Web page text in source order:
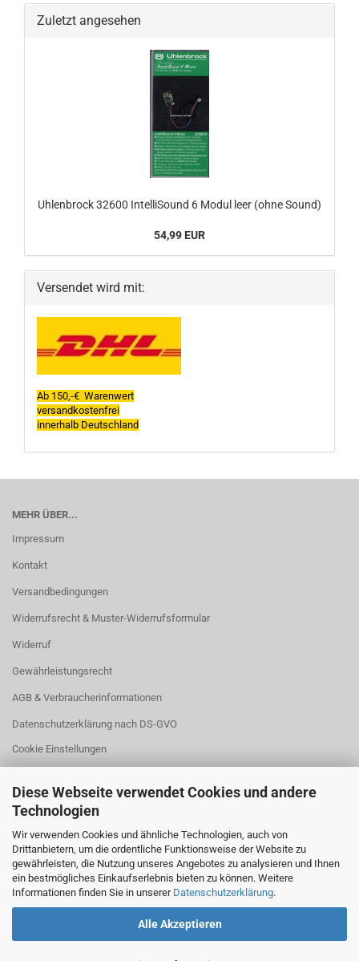
Diese Webseite verwendet Cookies und andere
Technologien
Wir verwenden Cookies und ähnliche Technologien, auch von
Drittanbietern, um die ordentliche Funktionsweise der Website zu
gewährleisten, die Nutzung unseres Angebotes zu analysieren und Ihnen
ein bestmögliches Einkaufserlebnis bieten zu können. Weitere
Informationen finden Sie in unserer Datenschutzerklärung.
Alle Akzeptieren
Zuletzt angesehen
Uhlenbrock 32600 IntelliSound 6 Modul leer (ohne Sound)
54,99 EUR
Versendet wird mit:
Ab 150,-€ Warenwert
versandkostenfrei
innerhalb Deutschland
MEHR ÜBER...
Impressum
Kontakt
Versandbedingungen
Widerrufsrecht & Muster-Widerrufsformular
Widerruf
Gewährleistungsrecht
AGB & Verbraucherinformationen
Datenschutzerklärung nach DS-GVO
Cookie Einstellungen
WIDERRUFSBUTTON
Klicken Sie auf den Button,
wenn Sie Ihren Kaufvertrag widerrufen wollen: